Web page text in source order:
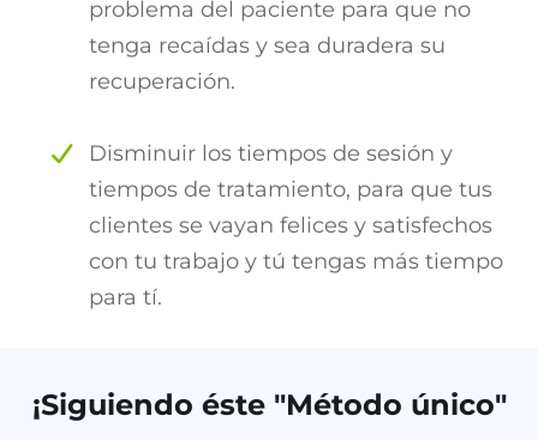
problema del paciente para que no
tenga recaídas y sea duradera su
recuperación.
Disminuir los tiempos de sesión y
tiempos de tratamiento, para que tus
clientes se vayan felices y satisfechos
con tu trabajo y tú tengas más tiempo
para tí.
¡Siguiendo éste "Método único"